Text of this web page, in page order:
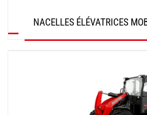
NACELLES ÉLÉVATRICES